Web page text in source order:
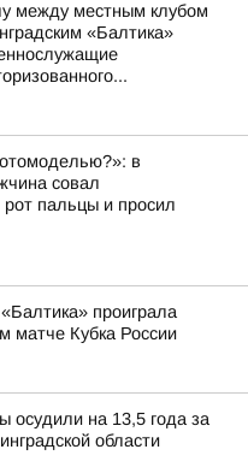
между местным клубом
«Балтика»
в
совал
рот пальцы и просил
проиграла
матче Кубка России
осудили на 13,5 года за
области